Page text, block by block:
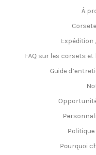
À
FAQ sur les corsets
Guide
Pourquoi